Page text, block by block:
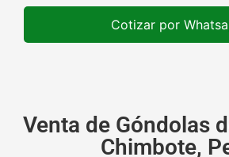
Cotizar por
Venta de Góndolas
Chimbote,